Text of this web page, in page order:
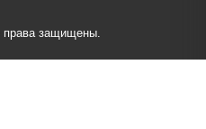
права защищены.